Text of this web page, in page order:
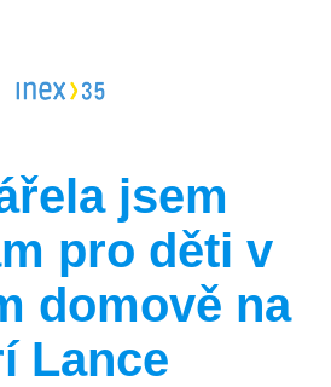
v zahraničí
jsem
pro děti v
domově na
Lance